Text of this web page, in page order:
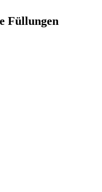
Füllungen